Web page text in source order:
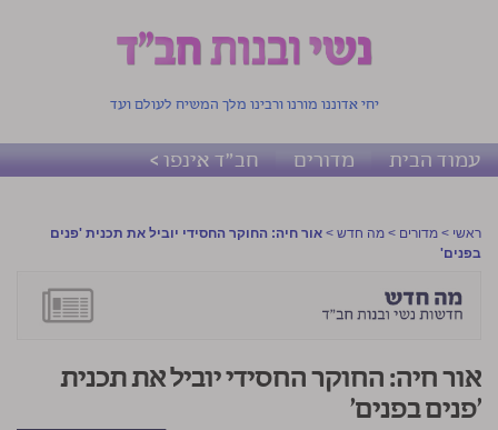
יחי אדוננו מורנו ורבינו מלך המשיח לעולם ועד
עמוד הבית מדורים חב"ד אינפו >
ראשי > מדורים > מה חדש > אור חיה: החוקר החסידי יוביל את תכנית 'פנים
בפנים'
אור חיה: החוקר החסידי יוביל את תכנית
'פנים בפנים'